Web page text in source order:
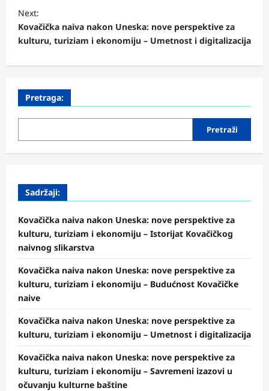
n
a
g
a
i
n
Next:
Kovačička naiva nakon Uneska: nove perspektive za
kulturu, turiziam i ekonomiju – Umetnost i digitalizacija
Pretraga:
Pretraži
Sadržaji:
Kovačička naiva nakon Uneska: nove perspektive za
kulturu, turiziam i ekonomiju – Istorijat Kovačičkog
naivnog slikarstva
Kovačička naiva nakon Uneska: nove perspektive za
kulturu, turiziam i ekonomiju – Budućnost Kovačičke
naive
Kovačička naiva nakon Uneska: nove perspektive za
kulturu, turiziam i ekonomiju – Umetnost i digitalizacija
Kovačička naiva nakon Uneska: nove perspektive za
kulturu, turiziam i ekonomiju – Savremeni izazovi u
očuvanju kulturne baštine